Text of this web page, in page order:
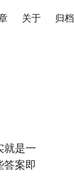
关于 归档
就是一
答案即